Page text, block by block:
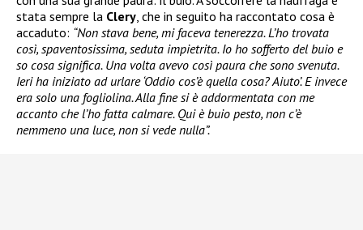
stata sempre la Clery, che in seguito ha raccontato cosa è
accaduto: “Non stava bene, mi faceva tenerezza. L’ho trovata
così, spaventosissima, seduta impietrita. Io ho sofferto del buio e
so cosa significa. Una volta avevo così paura che sono svenuta.
Ieri ha iniziato ad urlare ‘Oddio cos’è quella cosa? Aiuto’. E invece
era solo una fogliolina. Alla fine si è addormentata con me
accanto che l’ho fatta calmare. Qui è buio pesto, non c’è
nemmeno una luce, non si vede nulla”.